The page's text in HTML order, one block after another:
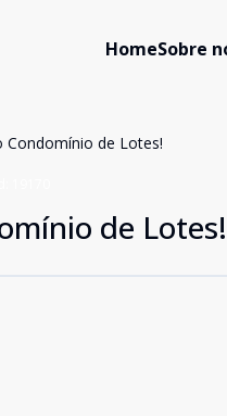
HomeSobre
Condomínio de Lotes!
de Lotes!